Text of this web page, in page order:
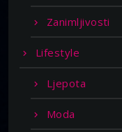
Zanimljivosti
Lifestyle
Ljepota
Moda